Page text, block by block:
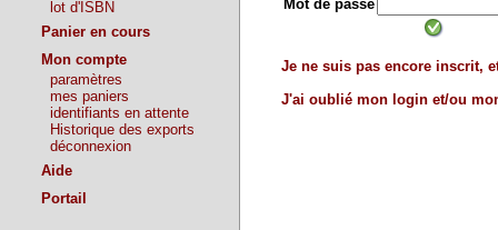
lot d'ISBN
Panier en cours
Mon compte
paramètres
mes paniers
identifiants en attente
Historique des exports
déconnexion
Aide
Portail
Mot de passe
Je ne suis pas encore inscrit,
J'ai oublié mon login et/ou